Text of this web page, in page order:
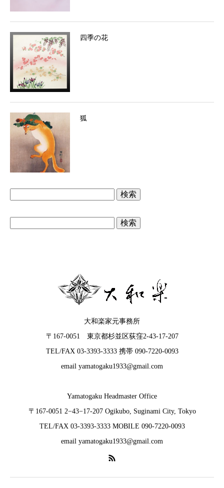
四季の花
狐
大和楽家元事務所
〒167-0051 東京都杉並区荻窪2-43-17-207
TEL/FAX 03-3393-3333 携帯 090-7220-0093
email yamatogaku1933@gmail.com
Yamatogaku Headmaster Office
〒167-0051 2−43−17-207 Ogikubo, Suginami City, Tokyo
TEL/FAX 03-3393-3333 MOBILE 090-7220-0093
email yamatogaku1933@gmail.com